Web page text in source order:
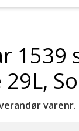
1539
varenr.